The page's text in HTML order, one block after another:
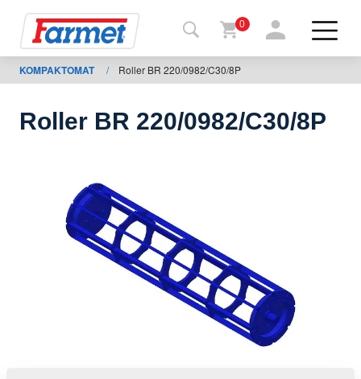
Mina
maskiner
0
KOMPAKTOMAT / Roller BR 220/0982/C30/8P
Roller BR 220/0982/C30/8P